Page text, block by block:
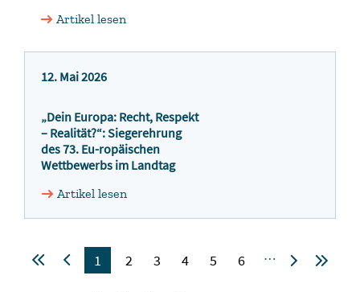
Artikel lesen
12. Mai 2026
„Dein Europa: Recht, Respekt
– Realität?“: Siegerehrung
des 73. Eu-ropäischen
Wettbewerbs im Landtag
Artikel lesen
1 2 3 4 5 6 …